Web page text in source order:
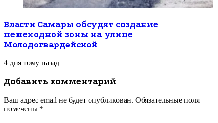
Власти Самары обсудят создание
пешеходной зоны на улице
Молодогвардейской
4 дня тому назад
Добавить комментарий
Ваш адрес email не будет опубликован. Обязательные поля
помечены *